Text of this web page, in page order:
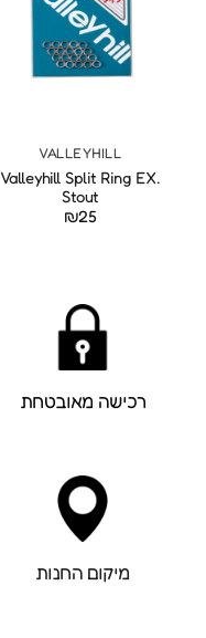
VALLEYHILL
Valleyhill Split Ring EX.
Stout
₪25
רכישה מאובטחת
מיקום החנות